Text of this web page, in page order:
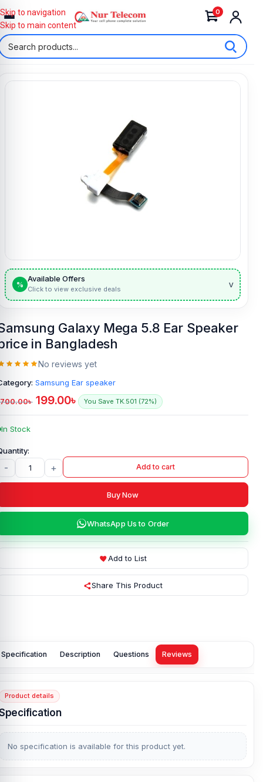
0
Skip to navigation
Skip to main content
%
Available Offers
Click to view exclusive deals v
Galaxy Mega 5.8 Ear Speaker
in Bangladesh
No reviews yet
Samsung Ear speaker
700.00৳ 199.00৳ You Save TK.501 (72%)
In Stock
- + Add to cart
Buy Now
WhatsApp Us to Order
Add to List
Share This Product
Specification Description Questions Reviews
Product details
No specification is available for this product yet.